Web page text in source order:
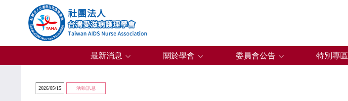
最新消息 關於學會 委員會公告 特別專區
2026/05/15 活動訊息